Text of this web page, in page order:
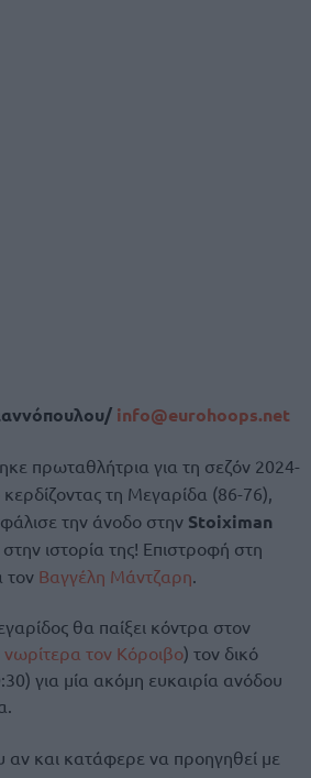
info@eurohoops.net
πρωταθλήτρια για τη σεζόν 2024-
κερδίζοντας τη Μεγαρίδα (86-76),
την άνοδο στην Stoiximan
ιστορία της! Επιστροφή στη
τον Βαγγέλη Μάντζαρη.
θα παίξει κόντρα στον
νωρίτερα τον Κόροιβο) τον δικό
για μία ακόμη ευκαιρία ανόδου
και κατάφερε να προηγηθεί με